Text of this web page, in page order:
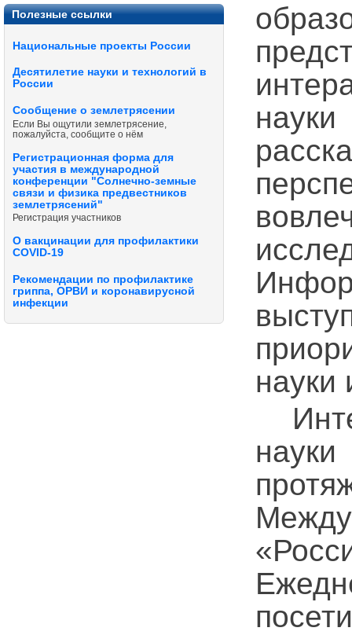
Полезные ссылки
Национальные проекты России
Десятилетие науки и технологий в
России
Сообщение о землетрясении
Если Вы ощутили землетрясение,
пожалуйста, сообщите о нём
Регистрационная форма для
участия в международной
конференции "Солнечно-земные
связи и физика предвестников
землетрясений"
Регистрация участников
О вакцинации для профилактики
COVID-19
Рекомендации по профилактике
гриппа, ОРВИ и коронавирусной
инфекции
науки